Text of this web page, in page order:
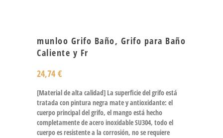
munloo Grifo Baño, Grifo para Baño
Caliente y Fr
24,74 €
[Material de alta calidad] La superficie del grifo está
tratada con pintura negra mate y antioxidante: el
cuerpo principal del grifo, el mango está hecho
completamente de acero inoxidable SU304, todo el
cuerpo es resistente a la corrosión, no se requiere